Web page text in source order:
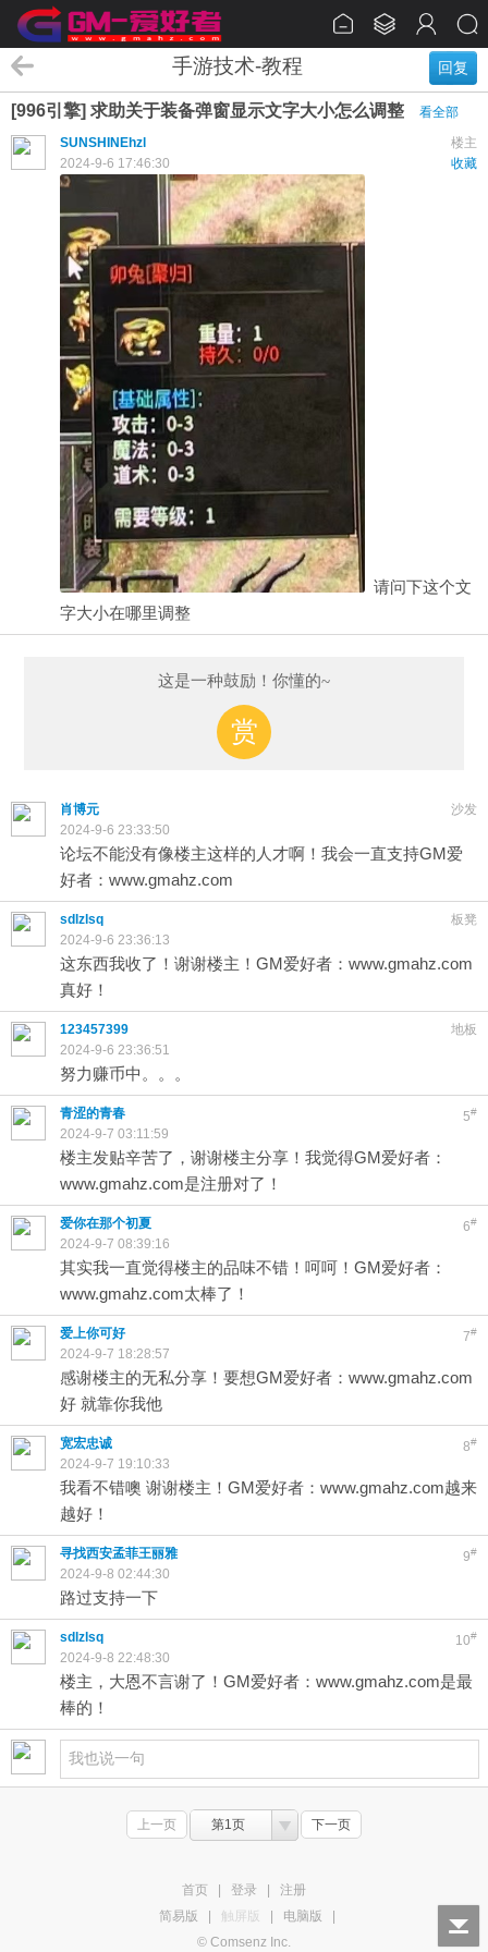
回复
手游技术-教程
[996引擎] 求助关于装备弹窗显示文字大小怎么调整
看全部
楼主
SUNSHINEhzl
收藏
2024-9-6 17:46:30
请问下这个文
字大小在哪里调整
这是一种鼓励！你懂的~
赏
沙发
肖博元
2024-9-6 23:33:50
论坛不能没有像楼主这样的人才啊！我会一直支持GM爱
好者：www.gmahz.com
板凳
sdlzlsq
2024-9-6 23:36:13
这东西我收了！谢谢楼主！GM爱好者：www.gmahz.com
真好！
地板
123457399
2024-9-6 23:36:51
努力赚币中。。。
5#
青涩的青春
2024-9-7 03:11:59
楼主发贴辛苦了，谢谢楼主分享！我觉得GM爱好者：
www.gmahz.com是注册对了！
6#
爱你在那个初夏
2024-9-7 08:39:16
其实我一直觉得楼主的品味不错！呵呵！GM爱好者：
www.gmahz.com太棒了！
7#
爱上你可好
2024-9-7 18:28:57
感谢楼主的无私分享！要想GM爱好者：www.gmahz.com
好 就靠你我他
8#
宽宏忠诚
2024-9-7 19:10:33
我看不错噢 谢谢楼主！GM爱好者：www.gmahz.com越来
越好！
9#
寻找西安孟菲王丽雅
2024-9-8 02:44:30
路过支持一下
10#
sdlzlsq
2024-9-8 22:48:30
楼主，大恩不言谢了！GM爱好者：www.gmahz.com是最
棒的！
上一页 第1页 下一页
首页 登录
注册
简易版
触屏版 电脑版
© Comsenz Inc.